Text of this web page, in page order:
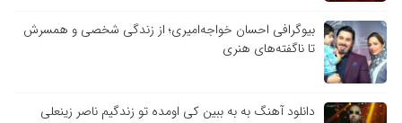
بیوگرافی احسان خواجه‌امیری؛ از زندگی شخصی و همسرش
تا ناگفته‌های هنری
دانلود آهنگ به به ببین کی اومده تو زندگیم ناصر زینعلی